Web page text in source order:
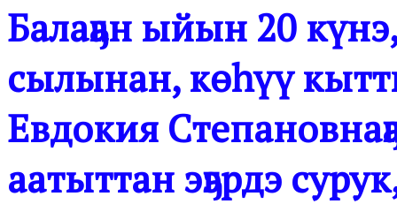
Балаҕан ыйын 20
сылынан, көһүү
Евдокия
аатыттан эҕэрдэ